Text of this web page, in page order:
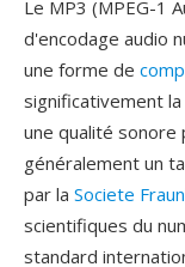
Le MP3 (MPEG-1
d'encodage audio
une forme de
significativement
une qualité sonore
généralement un
par la Societe
scientifiques du
standard